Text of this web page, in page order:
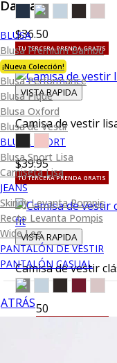
Dama
BLUSA
Blusa Premium Bambú
¡Nueva Colección!
Blusa Performance
Blusa Piqué
Blusa Oxford
Blusa de Vestir
BLUSA SPORT
Blusa Sport Lisa
Camiseta Lisa
JEANS
Skinny Levanta Pompis
Recto Levanta Pompis
Wide Leg
PANTALÓN DE VESTIR
PANTALÓN CASUAL
ATRÁS
$36.50
TU TERCERA PRENDA GRATIS
VISTA RAPIDA
Camisa de vestir
$39.95
TU TERCERA PRENDA GRATIS
VISTA RAPIDA
Camisa de vestir
$36.50